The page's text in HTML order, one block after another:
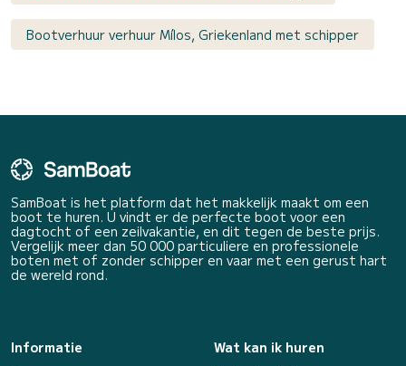
Bootverhuur verhuur Mílos, Griekenland met schipper
SamBoat is het platform dat het makkelijk maakt om een
boot te huren. U vindt er de perfecte boot voor een
dagtocht of een zeilvakantie, en dit tegen de beste prijs.
Vergelijk meer dan 50 000 particuliere en professionele
boten met of zonder schipper en vaar met een gerust hart
de wereld rond.
Informatie
Wat kan ik huren